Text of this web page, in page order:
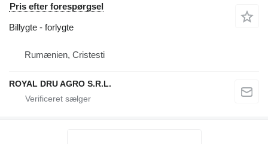
Pris efter forespørgsel
Billygte - forlygte
Rumænien, Cristesti
ROYAL DRU AGRO S.R.L.